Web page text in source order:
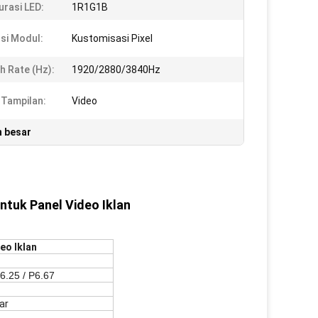
LED: 1R1G1B
Modul: Kustomisasi Pixel
Rate (Hz): 1920/2880/3840Hz
Video
besar
Panel Video Iklan
Iklan
/ P6.67